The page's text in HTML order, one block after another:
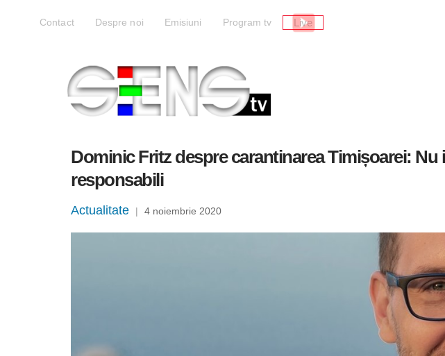
Contact Despre noi Emisiuni Program tv Live
Dominic Fritz despre carantinarea Timișoarei:
responsabili
Actualitate | 4 noiembrie 2020